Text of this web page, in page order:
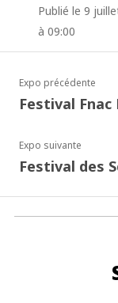
Publié le 9
à 09:00
Expo précédente
Festival Fnac
Expo suivante
Festival des